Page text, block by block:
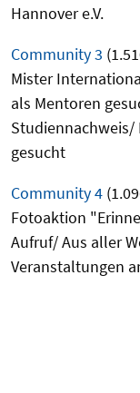
Hannover e.V.
Community 3
Mister
als Mentoren
gesucht
Community 4
Fotoaktion
Aufruf/ Aus aller
Veranstaltungen